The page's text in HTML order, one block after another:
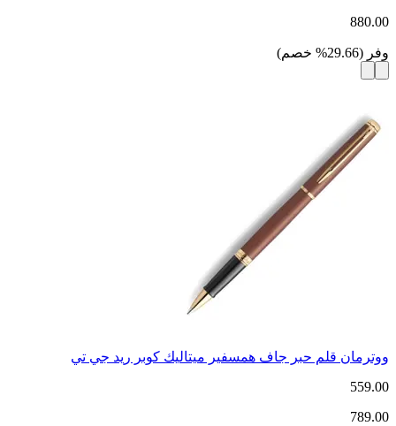
880.00
وفر (
29.66
% خصم)
ووترمان قلم حبر جاف همسفير ميتاليك كوبر ريد جي تي
559.00
789.00